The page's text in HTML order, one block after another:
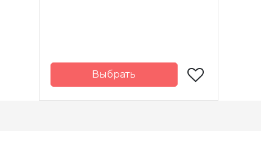
Выбрать
Страна-
Китай